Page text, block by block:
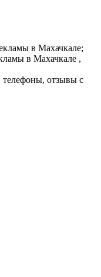
в Махачкале;
в Махачкале ,
телефоны, отзывы с